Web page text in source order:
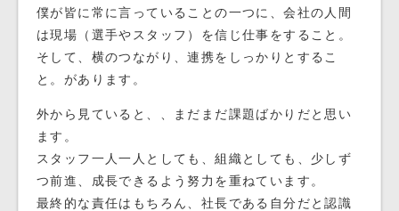
僕が皆に常に言っていることの一つに、会社の人間
は現場（選手やスタッフ）を信じ仕事をすること。
そして、横のつながり、連携をしっかりとするこ
と。があります。
外から見ていると、、まだまだ課題ばかりだと思い
ます。
スタッフ一人一人としても、組織としても、少しず
つ前進、成長できるよう努力を重ねています。
最終的な責任はもちろん、社長である自分だと認識